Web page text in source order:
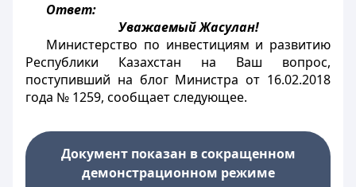
Ответ:
Уважаемый Жасулан!
Министерство по инвестициям и развитию
Республики Казахстан на Ваш вопрос,
поступивший на блог Министра от 16.02.2018
года № 1259, сообщает следующее.
Документ показан в сокращенном
демонстрационном режиме